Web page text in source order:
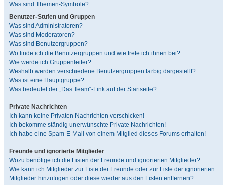
Was sind Themen-Symbole?
Benutzer-Stufen und Gruppen
Was sind Administratoren?
Was sind Moderatoren?
Was sind Benutzergruppen?
Wo finde ich die Benutzergruppen und wie trete ich ihnen bei?
Wie werde ich Gruppenleiter?
Weshalb werden verschiedene Benutzergruppen farbig dargestellt?
Was ist eine Hauptgruppe?
Was bedeutet der „Das Team“-Link auf der Startseite?
Private Nachrichten
Ich kann keine Privaten Nachrichten verschicken!
Ich bekomme ständig unerwünschte Private Nachrichten!
Ich habe eine Spam-E-Mail von einem Mitglied dieses Forums erhalten!
Freunde und ignorierte Mitglieder
Wozu benötige ich die Listen der Freunde und ignorierten Mitglieder?
Wie kann ich Mitglieder zur Liste der Freunde oder zur Liste der ignorierten
Mitglieder hinzufügen oder diese wieder aus den Listen entfernen?